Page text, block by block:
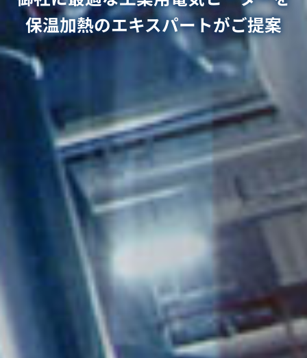
保温加熱のエキスパートがご提案